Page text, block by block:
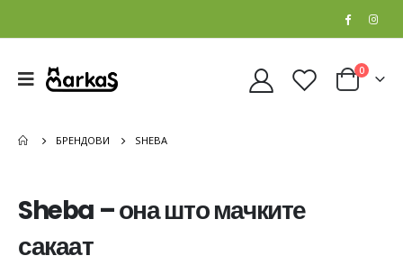
0
БРЕНДОВИ SHEBA
Sheba – она што мачките
сакаат